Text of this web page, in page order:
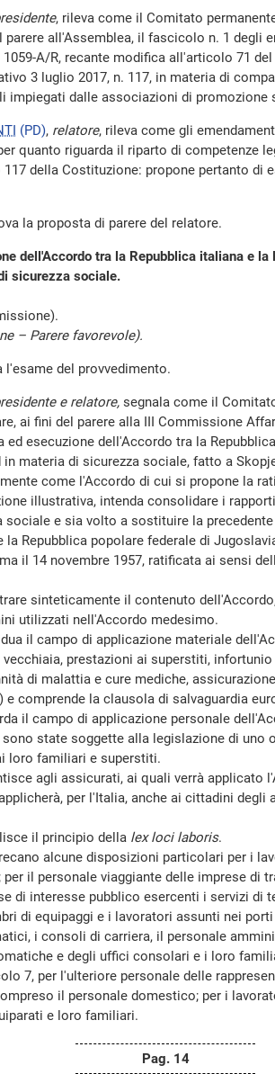
, rileva come il Comitato
parere all'Assemblea, il fascicolo n. 1 degli
A/R, recante modifica all'articolo 71
3 luglio 2017, n. 117, in materia di
impiegati dalle associazioni di promozione
(PD), relatore, rileva come gli
quanto riguarda il riparto di competenze
della Costituzione: propone pertanto di
la proposta di parere del relatore.
dell'Accordo tra la Repubblica italiana e la
sicurezza sociale.
– Parere favorevole).
del provvedimento.
e relatore, segnala come il
ai fini del parere alla III Commissione
ed esecuzione dell'Accordo tra la
in materia di sicurezza sociale, fatto a
come l'Accordo di cui si propone la
illustrativa, intenda consolidare i
sociale e sia volto a sostituire la
la Repubblica popolare federale di
il 14 novembre 1957, ratificata ai sensi
sinteticamente il contenuto
utilizzati nell'Accordo medesimo.
il campo di applicazione materiale
prestazioni ai superstiti,
di malattia e cure mediche,
comprende la clausola di salvaguardia
il campo di applicazione personale
state soggette alla legislazione di uno
loro familiari e superstiti.
agli assicurati, ai quali verrà applicato
per l'Italia, anche ai cittadini degli
il principio della lex loci laboris.
alcune disposizioni particolari per i
il personale viaggiante delle imprese di
di interesse pubblico esercenti i servizi di
di equipaggi e i lavoratori assunti nei
i consoli di carriera, il personale
e degli uffici consolari e i loro
7, per l'ulteriore personale delle
il personale domestico; per i
e loro familiari.
Pag. 14